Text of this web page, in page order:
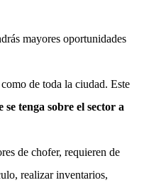
mayores oportunidades
de toda la ciudad. Este
se tenga sobre el sector a
de chofer, requieren de
realizar inventarios,